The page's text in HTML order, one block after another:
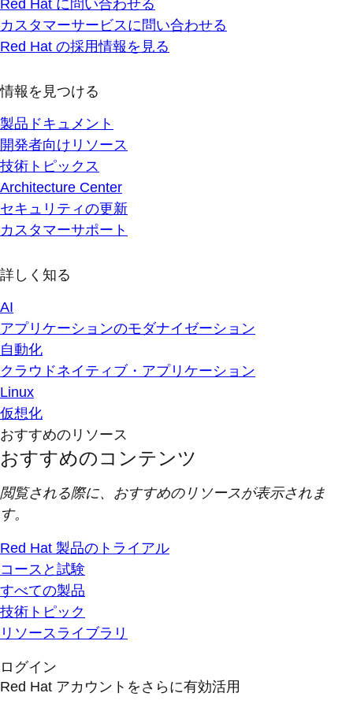
Red Hat に問い合わせる
カスタマーサービスに問い合わせる
Red Hat の採用情報を見る
情報を見つける
製品ドキュメント
開発者向けリソース
技術トピックス
Architecture Center
セキュリティの更新
カスタマーサポート
詳しく知る
AI
アプリケーションのモダナイゼーション
自動化
クラウドネイティブ・アプリケーション
Linux
仮想化
おすすめのリソース
おすすめのコンテンツ
閲覧される際に、おすすめのリソースが表示されま
す。
Red Hat 製品のトライアル
コースと試験
すべての製品
技術トピック
リソースライブラリ
ログイン
Red Hat アカウントをさらに有効活用